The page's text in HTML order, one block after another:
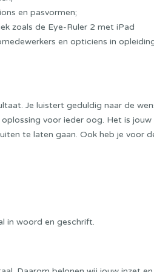
en pasvormen;
zoals de Eye-Ruler 2 met iPad
en opticiens in
Je luistert geduldig naar de
voor ieder oog. Het is jouw
te laten gaan. Ook heb je voor
in woord en geschrift.